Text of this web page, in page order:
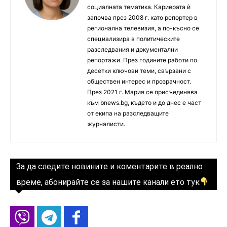
социалната тематика. Кариерата ѝ
започва през 2008 г. като репортер в
регионална телевизия, а по-късно се
специализира в политическите
разследвания и документални
репортажи. През годините работи по
десетки ключови теми, свързани с
обществен интерес и прозрачност.
През 2021 г. Мария се присъединява
към bnews.bg, където и до днес е част
от екипа на разследващите
журналисти.
За да следите новините и коментарите в реално
време, абонирайте се за нашите канали ето тук